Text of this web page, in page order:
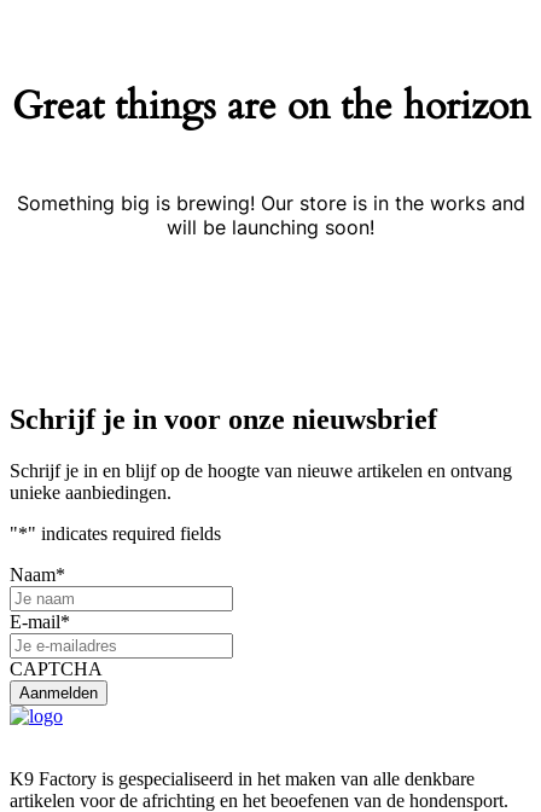
Great things are on the horizon
Something big is brewing! Our store is in the works and
will be launching soon!
Schrijf je in voor onze nieuwsbrief
Schrijf je in en blijf op de hoogte van nieuwe artikelen en ontvang
unieke aanbiedingen.
"*" indicates required fields
Naam*
E-mail*
CAPTCHA
K9 Factory is gespecialiseerd in het maken van alle denkbare
artikelen voor de africhting en het beoefenen van de hondensport.